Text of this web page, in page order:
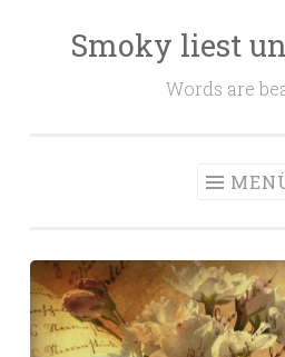
Smoky liest
Words are